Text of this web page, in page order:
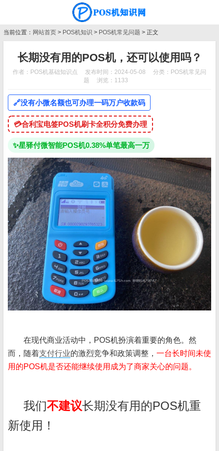
当前位置： 网站首页 > POS机知识 > POS机常见问题 > 正文
长期没有用的POS机，还可以使用吗？
作者：POS机基础知识点 发布时间：2024-05-08 分类： POS机常见问
题
浏览：1133
🔗没有小微名额也可办理一码万户收款码
💳合利宝电签POS机刷卡全积分免费办理
✨星驿付微智能POS机0.38%单笔最高一万
在现代商业活动中，POS机扮演着重要的角色。然
而，随着支付行业的激烈竞争和政策调整， 一台长时间未使
用的POS机是否还能继续使用成为了商家关心的问题。
我们不建议长期没有用的POS机重
新使用！